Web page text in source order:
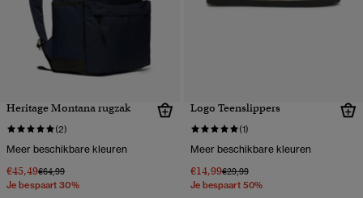
Heritage Montana rugzak
(2)
Meer beschikbare kleuren
€45,49Prijs verlaagd van
€64,99naar
Je bespaart 30%
Logo Teenslippers
(1)
Meer beschikbare kleuren
€14,99Prijs verlaagd van
€29,99naar
Je bespaart 50%